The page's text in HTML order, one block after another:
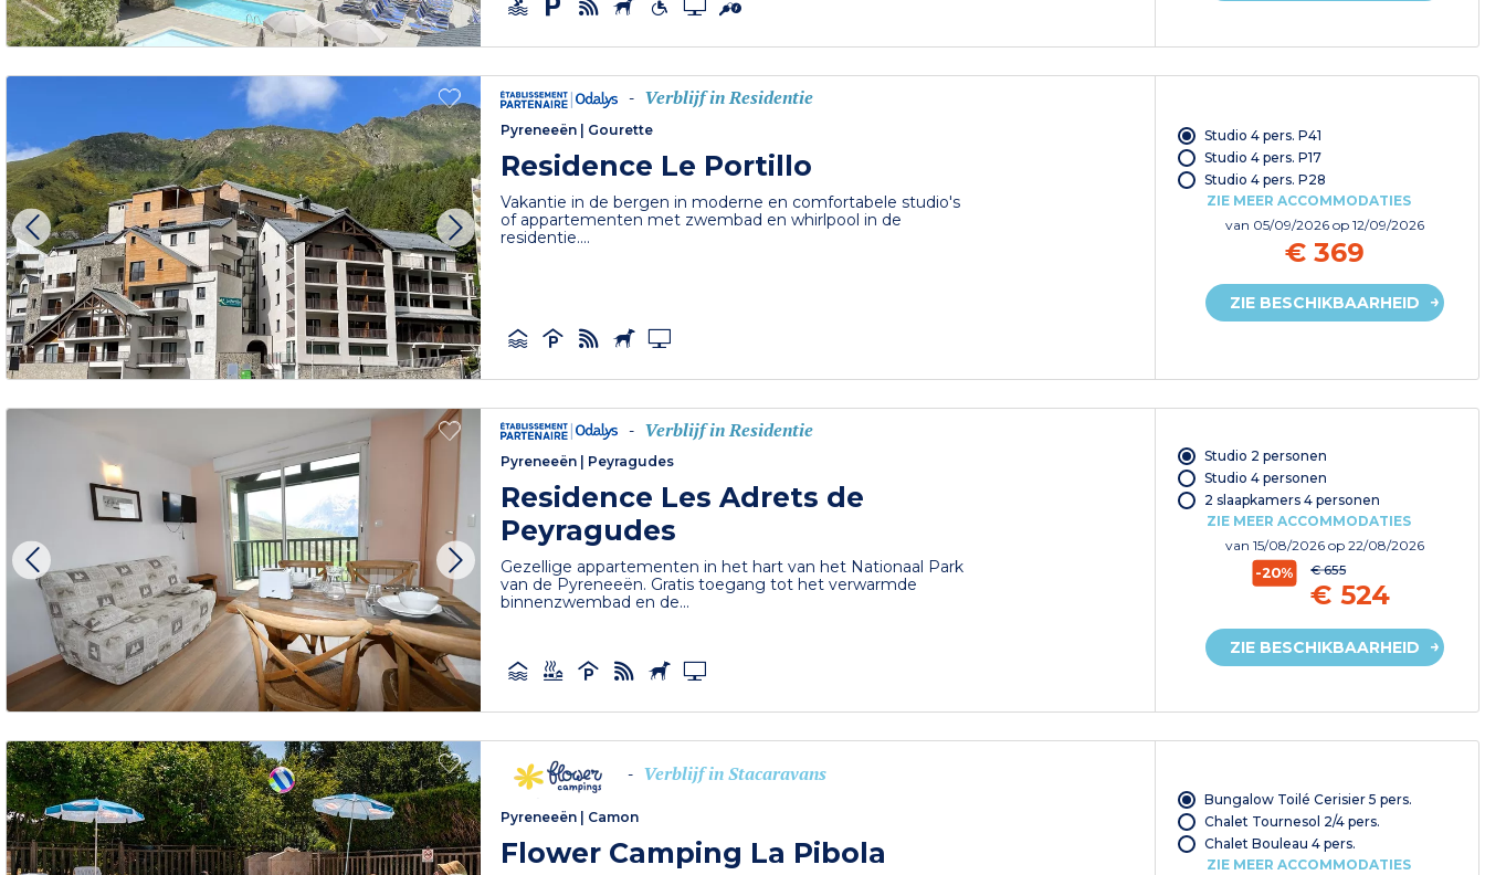
- Verblijf in Residentie
Pyreneeën Gourette
Residence Le Portillo
Vakantie in de bergen in moderne en comfortabele studio's
of appartementen met zwembad en whirlpool in de
residentie....
Studio 4 pers. P41
Studio 4 pers. P17
Studio 4 pers. P28
ZIE MEER ACCOMMODATIES
van 05/09/2026 op 12/09/2026
€ 369
ZIE BESCHIKBAARHEID
- Verblijf in Residentie
Pyreneeën Peyragudes
Residence Les Adrets de
Peyragudes
Gezellige appartementen in het hart van het Nationaal Park
van de Pyreneeën. Gratis toegang tot het verwarmde
binnenzwembad en de...
Studio 2 personen
Studio 4 personen
2 slaapkamers 4 personen
ZIE MEER ACCOMMODATIES
van 15/08/2026 op 22/08/2026
-20% € 655
€ 524
ZIE BESCHIKBAARHEID
- Verblijf in Stacaravans
Pyreneeën Camon
Flower Camping La Pibola
Bungalow Toilé Cerisier 5 pers.
Chalet Tournesol 2/4 pers.
Chalet Bouleau 4 pers.
ZIE MEER ACCOMMODATIES